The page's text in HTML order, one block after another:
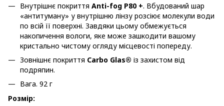
Внутрішнє покриття Anti-fog P80 +. Вбудований шар
«антитуману» у внутрішню лінзу розсіює молекули води
по всій її поверхні. Завдяки цьому обмежується
накопичення вологи, яке може зашкодити вашому
кристально чистому огляду місцевості попереду.
Зовнішнє покриття Carbo Glas® із захистом від
подряпин.
Вага. 92 г
Розмір: